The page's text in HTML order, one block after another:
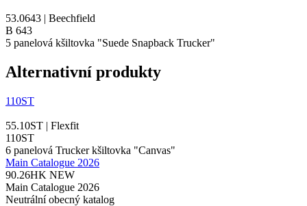
53.0643 | Beechfield
B 643
5 panelová kšiltovka "Suede Snapback Trucker"
Alternativní produkty
110ST
55.10ST | Flexfit
110ST
6 panelová Trucker kšiltovka "Canvas"
Main Catalogue 2026
90.26HK NEW
Main Catalogue 2026
Neutrální obecný katalog